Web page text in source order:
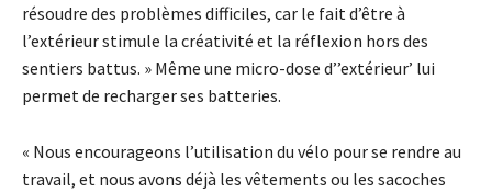
résoudre des problèmes difficiles, car le fait d’être à
l’extérieur stimule la créativité et la réflexion hors des
sentiers battus. » Même une micro-dose d’’extérieur’ lui
permet de recharger ses batteries.
« Nous encourageons l’utilisation du vélo pour se rendre au
travail, et nous avons déjà les vêtements ou les sacoches